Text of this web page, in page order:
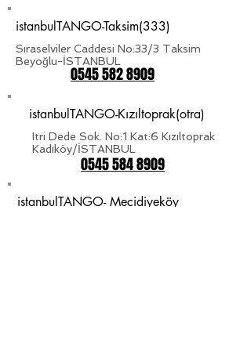
istanbulTANGO-Taksim(333)
Sıraselviler Caddesi No:33/3 Taksim
Beyoğlu-İSTANBUL
0545 582 8909
istanbulTANGO-Kızıltoprak(otra)
Itri Dede Sok. No:1 Kat:6 Kızıltoprak
Kadıköy/İSTANBUL
0545 584 8909
istanbulTANGO- Mecidiyeköy